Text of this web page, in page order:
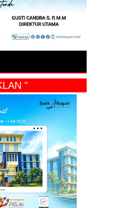
" IKLAN "